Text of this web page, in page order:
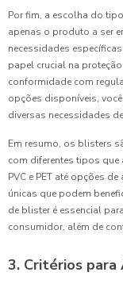
Por fim, a escolha do
apenas o produto a ser
necessidades
papel crucial na
conformidade com
opções disponíveis,
diversas necessidades
Em resumo, os blisters
com diferentes tipos
PVC e PET até opções
únicas que podem
de blister é essencial
consumidor, além de
3. Critérios para